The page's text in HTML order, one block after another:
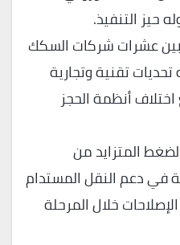
حيز التنفيذ.
عشرات شركات السكك
تحديات تقنية وتجارية
أنظمة الحجز
المتزايد من
في دعم النقل المستدام
خلال المرحلة